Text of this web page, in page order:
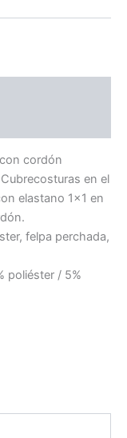
cordón
en el
elastano 1×1 en
felpa perchada,
poliéster / 5%